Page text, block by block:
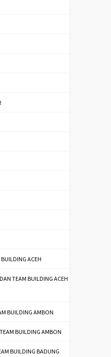
ACEH
TEAM BUILDING ACEH
BUILDING AMBON
BUILDING AMBON
BUILDING BADUNG